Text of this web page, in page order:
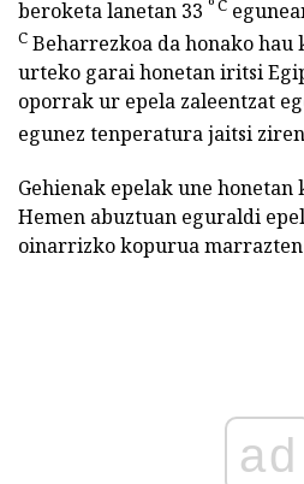
beroketa lanetan 33
C Beharrezkoa da honako
urteko garai honetan iritsi
oporrak ur epela zaleentzat
egunez tenperatura jaitsi
Gehienak epelak une
Hemen abuztuan eguraldi
oinarrizko kopurua
ad